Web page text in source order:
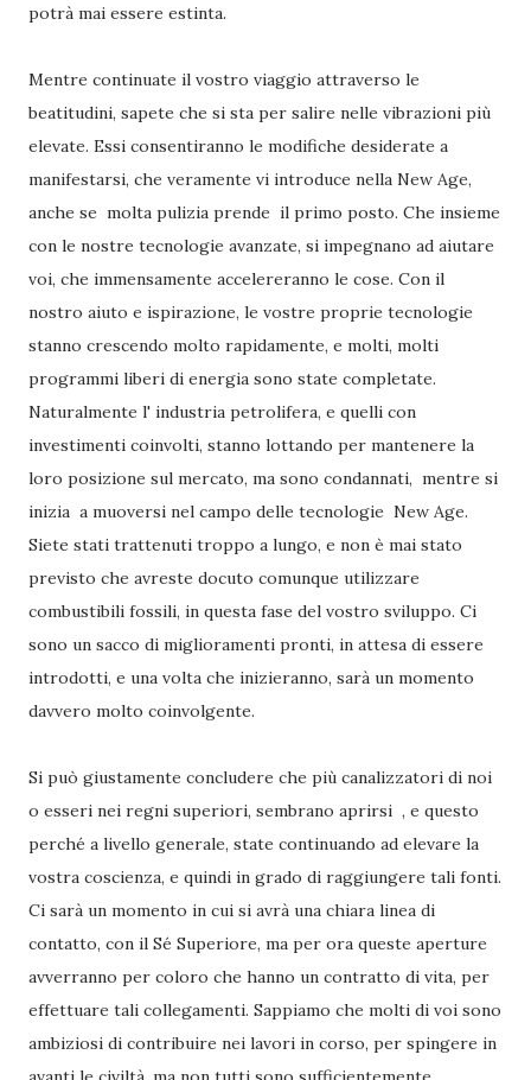
potrà mai essere estinta.
Mentre continuate il vostro viaggio attraverso le
beatitudini, sapete che si sta per salire nelle vibrazioni più
elevate. Essi consentiranno le modifiche desiderate a
manifestarsi, che veramente vi introduce nella New Age,
anche se molta pulizia prende il primo posto. Che insieme
con le nostre tecnologie avanzate, si impegnano ad aiutare
voi, che immensamente accelereranno le cose. Con il
nostro aiuto e ispirazione, le vostre proprie tecnologie
stanno crescendo molto rapidamente, e molti, molti
programmi liberi di energia sono state completate.
Naturalmente l' industria petrolifera, e quelli con
investimenti coinvolti, stanno lottando per mantenere la
loro posizione sul mercato, ma sono condannati, mentre si
inizia a muoversi nel campo delle tecnologie New Age.
Siete stati trattenuti troppo a lungo, e non è mai stato
previsto che avreste docuto comunque utilizzare
combustibili fossili, in questa fase del vostro sviluppo. Ci
sono un sacco di miglioramenti pronti, in attesa di essere
introdotti, e una volta che inizieranno, sarà un momento
davvero molto coinvolgente.
Si può giustamente concludere che più canalizzatori di noi
o esseri nei regni superiori, sembrano aprirsi , e questo
perché a livello generale, state continuando ad elevare la
vostra coscienza, e quindi in grado di raggiungere tali fonti.
Ci sarà un momento in cui si avrà una chiara linea di
contatto, con il Sé Superiore, ma per ora queste aperture
avverranno per coloro che hanno un contratto di vita, per
effettuare tali collegamenti. Sappiamo che molti di voi sono
ambiziosi di contribuire nei lavori in corso, per spingere in